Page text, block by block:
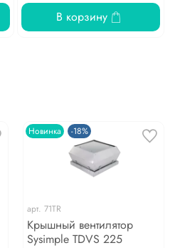
В корзину
Новинка -18%
арт. 71TR
Крышный вентилятор
Sysimple TDVS 225